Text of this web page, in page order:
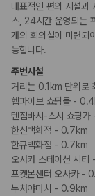
대표적인 편의 시설과
스, 24시간 운영되는
개의 회의실이 마련되
능합니다.
주변시설
거리는 0.1km 단위로
헵파이브 쇼핑몰 -
텐짐바시-스시 쇼핑
한신백화점 - 0.7km
한큐백화점 - 0.7km
오사카 스테이션 시
포켓몬센터 오사카 -
누차야마치 - 0.9km